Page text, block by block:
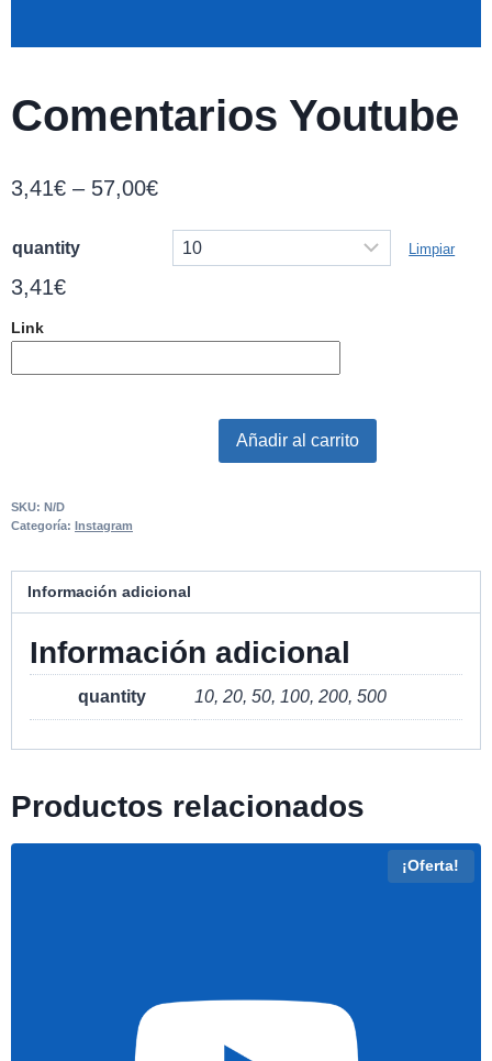
Comentarios Youtube
3,41€ – 57,00€
quantity Limpiar
3,41€
Link
Añadir al carrito
SKU: N/D
Categoría: Instagram
Información adicional
Información adicional
quantity 10, 20, 50, 100, 200, 500
Productos relacionados
¡Oferta!